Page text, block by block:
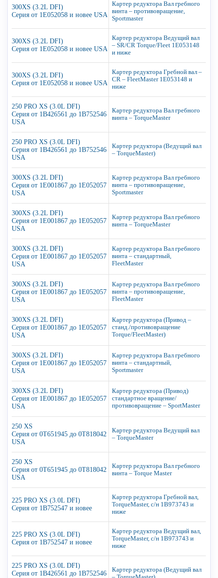
300XS (3.2L DFI)
Серия от 1E052058 и новее USA
Картер редуктора Вал гребного
винта – противовращение,
Sportmaster
300XS (3.2L DFI)
Серия от 1E052058 и новее USA
Картер редуктора Ведущий вал
– SR/CR Torque/Fleet 1E053148
и ниже
300XS (3.2L DFI)
Серия от 1E052058 и новее USA
Картер редуктора Гребной вал –
CR – FleetMaster 1E053148 и
ниже
250 PRO XS (3.0L DFI)
Серия от 1B426561 до 1B752546
USA
Картер редуктора Вал гребного
винта – TorqueMaster
250 PRO XS (3.0L DFI)
Серия от 1B426561 до 1B752546
USA
Картер редуктора (Ведущий вал
– TorqueMaster)
300XS (3.2L DFI)
Серия от 1E001867 до 1E052057
USA
Картер редуктора Вал гребного
винта – противовращение,
Sportmaster
300XS (3.2L DFI)
Серия от 1E001867 до 1E052057
USA
Картер редуктора Вал гребного
винта – TorqueMaster
300XS (3.2L DFI)
Серия от 1E001867 до 1E052057
USA
Картер редуктора Вал гребного
винта – стандартный,
FleetMaster
300XS (3.2L DFI)
Серия от 1E001867 до 1E052057
USA
Картер редуктора Вал гребного
винта – противовращение,
FleetMaster
300XS (3.2L DFI)
Серия от 1E001867 до 1E052057
USA
Картер редуктора (Привод –
станд./противовращение
Torque/FleetMaster)
300XS (3.2L DFI)
Серия от 1E001867 до 1E052057
USA
Картер редуктора Вал гребного
винта – стандартный,
Sportmaster
300XS (3.2L DFI)
Серия от 1E001867 до 1E052057
USA
Картер редуктора (Привод)
стандартное вращение/
противовращение – SportMaster
250 XS
Серия от 0T651945 до 0T818042
USA
Картер редуктора Ведущий вал
– TorqueMaster
250 XS
Серия от 0T651945 до 0T818042
USA
Картер редуктора Вал гребного
винта – Torque Master
225 PRO XS (3.0L DFI)
Серия от 1B752547 и новее
Картер редуктора Гребной вал,
TorqueMaster, с/н 1B973743 и
ниже
225 PRO XS (3.0L DFI)
Серия от 1B752547 и новее
Картер редуктора Ведущий вал,
TorqueMaster, с/н 1B973743 и
ниже
225 PRO XS (3.0L DFI)
Серия от 1B426561 до 1B752546
Картер редуктора (Ведущий вал